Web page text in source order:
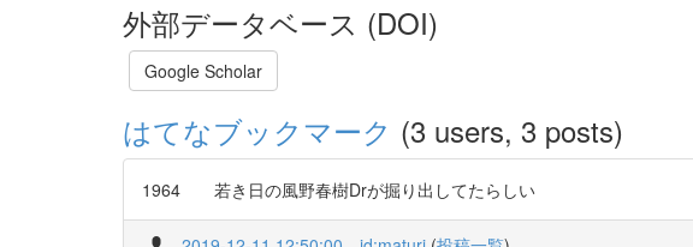
外部データベース (DOI)
Google Scholar
はてなブックマーク (3 users, 3 posts)
1964 若き日の風野春樹Drが掘り出してたらしい